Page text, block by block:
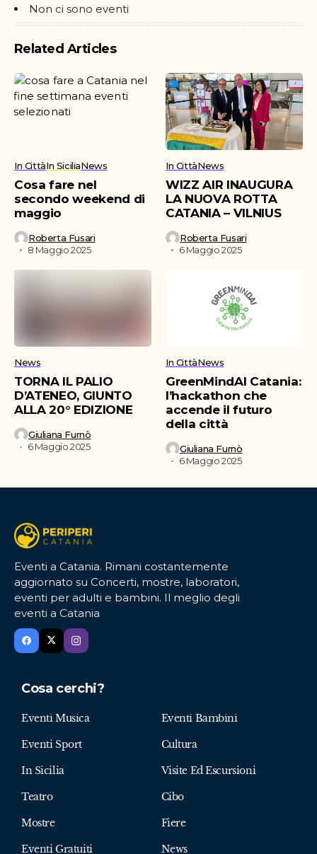
Non ci sono eventi
Related Articles
In CittàIn SiciliaNews
Cosa fare nel
secondo weekend di
maggio
Roberta Fusari
8 Maggio 2025
In CittàNews
WIZZ AIR INAUGURA
LA NUOVA ROTTA
CATANIA – VILNIUS
Roberta Fusari
6 Maggio 2025
News
TORNA IL PALIO
D’ATENEO, GIUNTO
ALLA 20° EDIZIONE
Giuliana Furnò
6 Maggio 2025
In CittàNews
GreenMindAI Catania:
l’hackathon che
accende il futuro
della città
Giuliana Furnò
6 Maggio 2025
Eventi a Catania. Rimani costantemente
aggiornato su Concerti, mostre, laboratori,
eventi per adulti e bambini. Il meglio degli
eventi a Catania
Cosa cerchi?
Eventi Musica Eventi Bambini
Eventi Sport Cultura
In Sicilia Visite Ed Escursioni
Teatro Cibo
Mostre Fiere
Eventi Gratuiti News